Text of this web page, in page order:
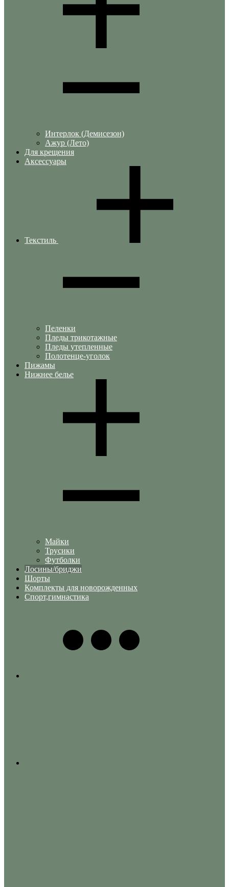
Интерлок (Демисезон)
Ажур (Лето)
Для крещения
Аксессуары
Текстиль
Пеленки
Пледы трикотажные
Пледы утепленные
Полотенце-уголок
Пижамы
Нижнее белье
Майки
Трусики
Футболки
Лосины/бриджи
Шорты
Комплекты для новорожденных
Спорт,гимнастика